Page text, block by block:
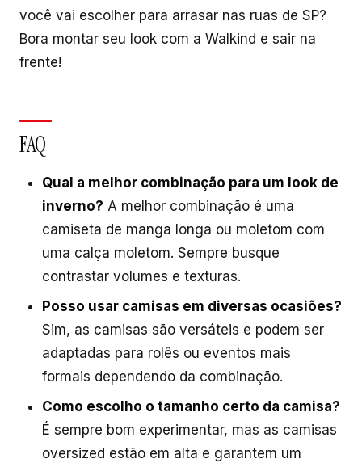
você vai escolher para arrasar nas ruas de SP?
Bora montar seu look com a Walkind e sair na
frente!
FAQ
Qual a melhor combinação para um look de
inverno? A melhor combinação é uma
camiseta de manga longa ou moletom com
uma calça moletom. Sempre busque
contrastar volumes e texturas.
Posso usar camisas em diversas ocasiões?
Sim, as camisas são versáteis e podem ser
adaptadas para rolês ou eventos mais
formais dependendo da combinação.
Como escolho o tamanho certo da camisa?
É sempre bom experimentar, mas as camisas
oversized estão em alta e garantem um